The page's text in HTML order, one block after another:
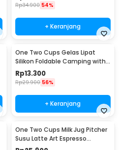
Rp34.900 54%
+ Keranjang
One Two Cups Gelas Lipat
Silikon Foldable Camping with
Strap 200ml - F120
Rp13.300
Rp29.900 56%
+ Keranjang
One Two Cups Milk Jug Pitcher
Susu Latte Art Espresso
Stainless Steel 150ml - J068